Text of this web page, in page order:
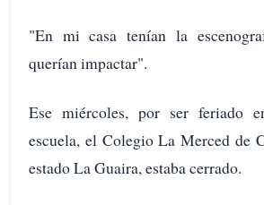
"En mi casa tenían la
querían impactar".
Ese miércoles, por ser feriado
escuela, el Colegio La Merced de
estado La Guaira, estaba cerrado.